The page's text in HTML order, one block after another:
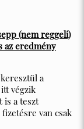
(nem reggeli)
az eredmény
a
végzik
is a teszt
van csak